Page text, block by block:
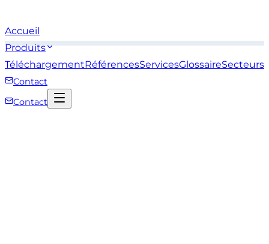
Accueil
Produits
TéléchargementRéférencesServicesGlossaireSecteurs
Contact
Contact